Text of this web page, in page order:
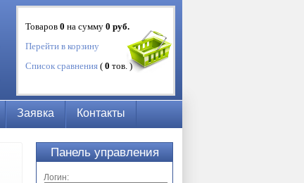
Товаров 0 на сумму 0 руб.
Перейти в корзину
Список сравнения ( 0 тов. )
Заявка Контакты
Панель управления
Логин: